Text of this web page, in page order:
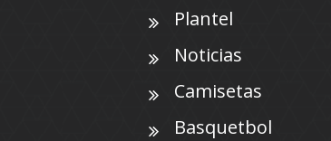
Plantel
Noticias
Camisetas
Basquetbol